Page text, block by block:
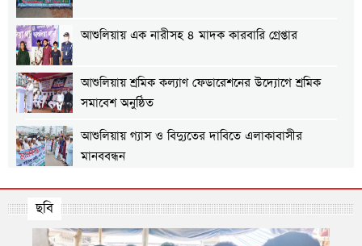
আশুলিয়ায় এক নারীসহ ৪ মাদক কারবারি গ্রেপ্তার
আশুলিয়ায় শ্রমিক কল্যাণ ফেডারেশনের উদ্যোগে শ্রমিক
সমাবেশ অনুষ্ঠিত
আশুলিয়ায় গ্যাস ও বিদ্যুতের দাবিতে এলাকাবাসীর
মানববন্ধন
আশুলিয়ায় প্রীতি ফুটবল ম্যাচ অনুষ্ঠিত
আশুলিয়ায় শিল্প প্রতিষ্ঠানে নিরবিচ্ছিন্ন গ্যাস ও বিদ্যুৎ
ছবি